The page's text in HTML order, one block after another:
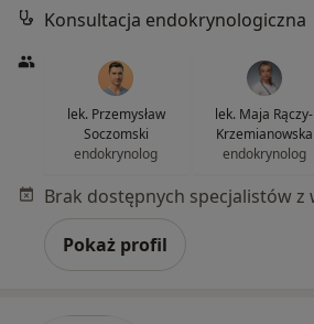
Konsultacja endokrynologiczna
lek. Przemysław
Soczomski
endokrynolog
lek. Maja Rączy-
Krzemianowska
endokrynolog
Pokaż profil